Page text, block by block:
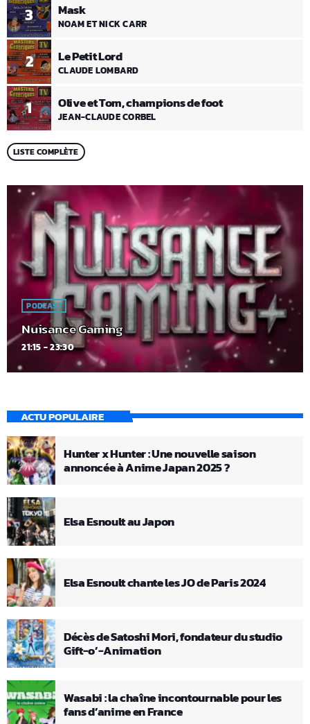
1 Olive et Tom, champions de foot
JEAN-CLAUDE CORBEL
2 Le Petit Lord
CLAUDE LOMBARD
3 Mask
NOAM ET NICK CARR
LISTE COMPLÈTE
PODCAST
Nuisance Gaming
21:15 - 23:30
ACTU POPULAIRE
Hunter x Hunter : Une nouvelle saison
annoncée à Anime Japan 2025 ?
Elsa Esnoult au Japon
Elsa Esnoult chante les JO de Paris 2024
Décès de Satoshi Mori, fondateur du studio
Gift-o’-Animation
Wasabi : la chaîne incontournable pour les
fans d’anime en France